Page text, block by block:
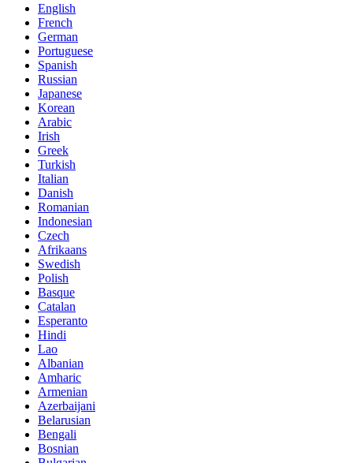
English
French
German
Portuguese
Spanish
Russian
Japanese
Korean
Arabic
Irish
Greek
Turkish
Italian
Danish
Romanian
Indonesian
Czech
Afrikaans
Swedish
Polish
Basque
Catalan
Esperanto
Hindi
Lao
Albanian
Amharic
Armenian
Azerbaijani
Belarusian
Bengali
Bosnian